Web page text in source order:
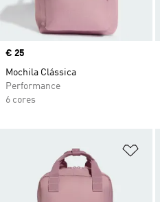
Price
€ 25
Mochila Clássica
Performance
6 cores